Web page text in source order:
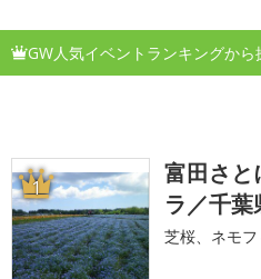
GW人気イベントランキングから
1
富田さと
ラ／千葉
芝桜、ネモ